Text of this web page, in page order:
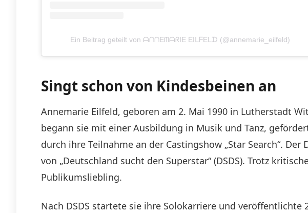
Ein Beitrag geteilt von ᗩᑎᑎEᗰᗩᖇIE EIᒪᖴEᒪᗪ (@annemarie_eilfeld)
Singt schon von Kindesbeinen an
Annemarie Eilfeld, geboren am 2. Mai 1990 in Lutherstadt
begann sie mit einer Ausbildung in Musik und Tanz,
durch ihre Teilnahme an der Castingshow „Star Search“.
von „Deutschland sucht den Superstar“ (DSDS). Trotz
Publikumsliebling.
Nach DSDS startete sie ihre Solokarriere und